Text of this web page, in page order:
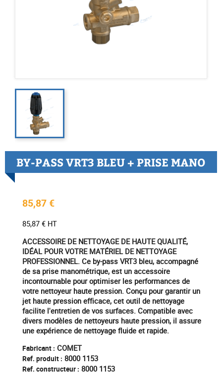
BY-PASS VRT3 BLEU + PRISE MANO
85,87 €
85,87 € HT
ACCESSOIRE DE NETTOYAGE DE HAUTE QUALITÉ,
IDÉAL POUR VOTRE MATÉRIEL DE NETTOYAGE
PROFESSIONNEL. Ce by-pass VRT3 bleu, accompagné
de sa prise manométrique, est un accessoire
incontournable pour optimiser les performances de
votre nettoyeur haute pression. Conçu pour garantir un
jet haute pression efficace, cet outil de nettoyage
facilite l'entretien de vos surfaces. Compatible avec
divers modèles de nettoyeurs haute pression, il assure
une expérience de nettoyage fluide et rapide.
Fabricant : COMET
Ref. produit : 8000 1153
Ref. constructeur : 8000 1153